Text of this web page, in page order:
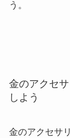
う。
金のアクセ
しよう
金のアクセサ